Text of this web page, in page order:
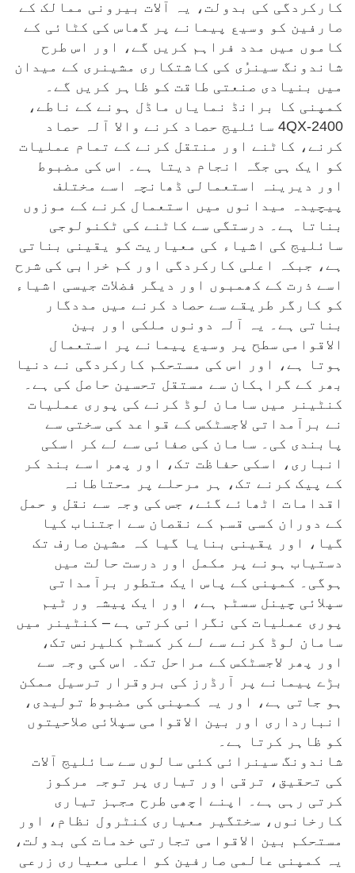
کارکردگی کی بدولت، یہ آلات بیرونی ممالک کے
صارفین کو وسیع پیمانے پر گھاس کی کٹائی کے
کاموں میں مدد فراہم کریں گے، اور اس طرح
شاندونگ سینرُی کی کاشتکاری مشینری کے میدان
میں بنیادی صنعتی طاقت کو ظاہر کریں گے۔
کمپنی کا برانڈ نمایاں ماڈل ہونے کے ناطے،
4QX-2400 سائلیج حصاد کرنے والا آلہ حصاد
کرنے، کاٹنے اور منتقل کرنے کے تمام عملیات
کو ایک ہی جگہ انجام دیتا ہے۔ اس کی مضبوط
اور دیرینہ استعمالی ڈھانچہ اسے مختلف
پیچیدہ میدانوں میں استعمال کرنے کے موزوں
بناتا ہے۔ درستگی سے کاٹنے کی ٹکنولوجی
سائلیج کی اشیاء کی معیاریت کو یقینی بناتی
ہے، جبکہ اعلی کارکردگی اور کم خرابی کی شرح
اسے ذرت کے کھمبوں اور دیگر فضلات جیسی اشیاء
کو کارگر طریقے سے حصاد کرنے میں مددگار
بناتی ہے۔ یہ آلہ دونوں ملکی اور بین
الاقوامی سطح پر وسیع پیمانے پر استعمال
ہوتا ہے، اور اس کی مستحکم کارکردگی نے دنیا
بھر کے گراہکان سے مستقل تحسین حاصل کی ہے۔
کنٹینر میں سامان لوڈ کرنے کی پوری عملیات
نے برآمداتی لاجسٹکس کے قواعد کی سختی سے
پابندی کی۔ سامان کی صفائی سے لے کر اسکی
انباری، اسکی حفاظت تک، اور پھر اسے بند کر
کے پیک کرنے تک، ہر مرحلے پر محتاطانہ
اقدامات اٹھائے گئے، جس کی وجہ سے نقل و حمل
کے دوران کسی قسم کے نقصان سے اجتناب کیا
گیا، اور یقینی بنایا گیا کہ مشین صارف تک
دستیاب ہونے پر مکمل اور درست حالت میں
ہوگی۔ کمپنی کے پاس ایک متطور برآمداتی
سپلائی چینل سسٹم ہے، اور ایک پیشہ ور ٹیم
پوری عملیات کی نگرانی کرتی ہے – کنٹینر میں
سامان لوڈ کرنے سے لے کر کسٹم کلیرنس تک،
اور پھر لاجسٹکس کے مراحل تک۔ اس کی وجہ سے
بڑے پیمانے پر آرڈرز کی بروقرار ترسیل ممکن
ہو جاتی ہے، اور یہ کمپنی کی مضبوط تولیدی،
انبارداری اور بین الاقوامی سپلائی صلاحیتوں
کو ظاہر کرتا ہے۔
شاندونگ سینرائی کئی سالوں سے سائلیج آلات
کی تحقیق، ترقی اور تیاری پر توجہ مرکوز
کرتی رہی ہے۔ اپنے اچھی طرح مجہز تیاری
کارخانوں، سختگیر معیاری کنٹرول نظام، اور
مستحکم بین الاقوامی تجارتی خدمات کی بدولت،
یہ کمپنی عالمی صارفین کو اعلی معیاری زرعی